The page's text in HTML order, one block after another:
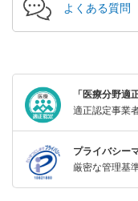
よくある質問
「医療分野適
適正認定事業
プライバシー
厳密な管理基